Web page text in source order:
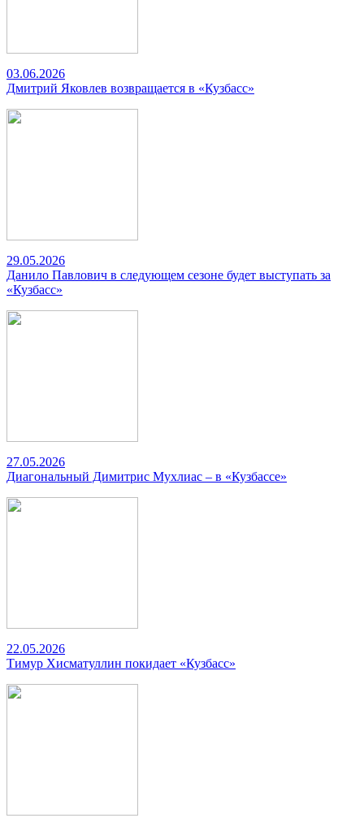
03.06.2026
Дмитрий Яковлев возвращается в «Кузбасс»
29.05.2026
Данило Павлович в следующем сезоне будет выступать за
«Кузбасс»
27.05.2026
Диагональный Димитрис Мухлиас – в «Кузбассе»
22.05.2026
Тимур Хисматуллин покидает «Кузбасс»